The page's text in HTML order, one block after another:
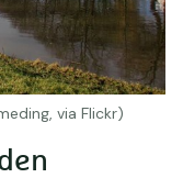
via Flickr)